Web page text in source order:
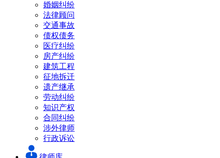
婚姻纠纷
法律顾问
交通事故
债权债务
医疗纠纷
房产纠纷
建筑工程
征地拆迁
遗产继承
劳动纠纷
知识产权
合同纠纷
涉外律师
行政诉讼